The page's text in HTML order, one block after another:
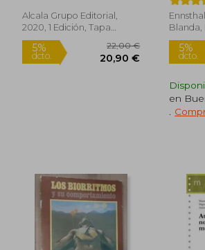
Alcala Grupo Editorial,
2020, 1 Edición, Tapa
Blanda, Nuevo
Blanda,
en